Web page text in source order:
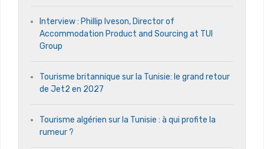
Interview : Phillip Iveson, Director of
Accommodation Product and Sourcing at TUI
Group
Tourisme britannique sur la Tunisie: le grand retour
de Jet2 en 2027
Tourisme algérien sur la Tunisie : à qui profite la
rumeur ?